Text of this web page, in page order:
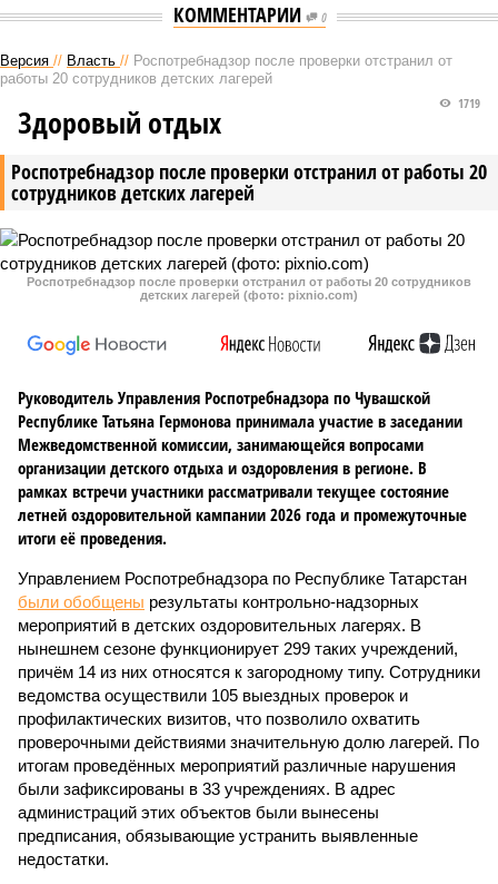
КОММЕНТАРИИ 0
Версия // Власть // Роспотребнадзор после проверки отстранил от
работы 20 сотрудников детских лагерей
Роспотребнадзор после проверки отстранил от работы 20
сотрудников детских лагерей
1719
Здоровый отдых
Роспотребнадзор после проверки отстранил от работы 20 сотрудников
детских лагерей (фото: pixnio.com)
Руководитель Управления Роспотребнадзора по Чувашской
Республике Татьяна Гермонова принимала участие в заседании
Межведомственной комиссии, занимающейся вопросами
организации детского отдыха и оздоровления в регионе. В
рамках встречи участники рассматривали текущее состояние
летней оздоровительной кампании 2026 года и промежуточные
итоги её проведения.
Управлением Роспотребнадзора по Республике Татарстан
были обобщены результаты контрольно-надзорных
мероприятий в детских оздоровительных лагерях. В
нынешнем сезоне функционирует 299 таких учреждений,
причём 14 из них относятся к загородному типу. Сотрудники
ведомства осуществили 105 выездных проверок и
профилактических визитов, что позволило охватить
проверочными действиями значительную долю лагерей. По
итогам проведённых мероприятий различные нарушения
были зафиксированы в 33 учреждениях. В адрес
администраций этих объектов были вынесены
предписания, обязывающие устранить выявленные
недостатки.